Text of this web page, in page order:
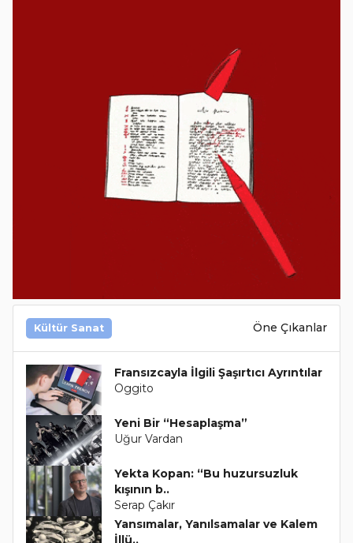
Kültür Sanat Öne Çıkanlar
Fransızcayla İlgili Şaşırtıcı Ayrıntılar
Oggito
Yeni Bir “Hesaplaşma”
Uğur Vardan
Yekta Kopan: “Bu huzursuzluk
kışının b..
Serap Çakır
Yansımalar, Yanılsamalar ve Kalem
İllü..